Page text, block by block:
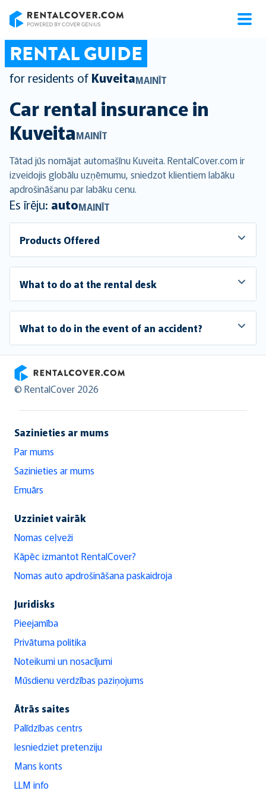
RENTAL GUIDE
for residents of KuveitaMAINĪT
Car rental insurance in
KuveitaMAINĪT
Tātad jūs nomājat automašīnu Kuveita. RentalCover.com ir
izveidojis globālu uzņēmumu, sniedzot klientiem labāku
apdrošināšanu par labāku cenu.
Es īrēju: autoMAINĪT
Products Offered
What to do at the rental desk
What to do in the event of an accident?
RentalCover
© RentalCover 2026
Sazinieties ar mums
Par mums
Sazinieties ar mums
Emuārs
Uzziniet vairāk
Nomas ceļveži
Kāpēc izmantot RentalCover?
Nomas auto apdrošināšana paskaidroja
Juridisks
Pieejamība
Privātuma politika
Noteikumi un nosacījumi
Mūsdienu verdzības paziņojums
Ātrās saites
Palīdzības centrs
Iesniedziet pretenziju
Mans konts
LLM info